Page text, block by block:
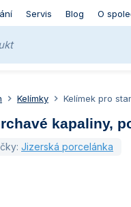
Servis Blog O
Kelímky Kelímek pro
kapaliny,
Jizerská porcelánka